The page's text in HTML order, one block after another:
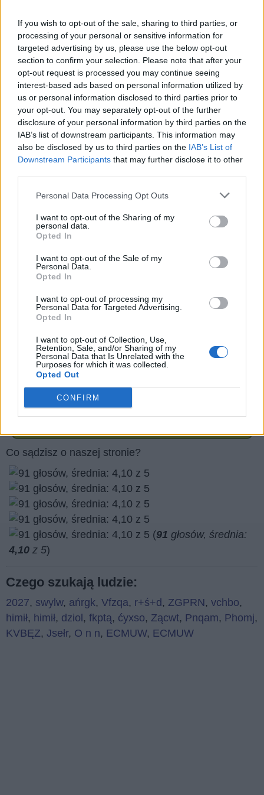
If you wish to opt-out of the sale, sharing to third parties, or
processing of your personal or sensitive information for
targeted advertising by us, please use the below opt-out
section to confirm your selection. Please note that after your
opt-out request is processed you may continue seeing
interest-based ads based on personal information utilized by
us or personal information disclosed to third parties prior to
your opt-out. You may separately opt-out of the further
disclosure of your personal information by third parties on the
IAB’s list of downstream participants. This information may
also be disclosed by us to third parties on the IAB’s List of
Downstream Participants that may further disclose it to other
Personal Data Processing Opt Outs
I want to opt-out of the Sharing of my
personal data.
Opted In
I want to opt-out of the Sale of my
Personal Data.
Opted In
I want to opt-out of processing my
Personal Data for Targeted Advertising.
Opted In
I want to opt-out of Collection, Use,
Retention, Sale, and/or Sharing of my
Personal Data that Is Unrelated with the
Purposes for which it was collected.
Opted Out
CONFIRM
Prawa autorskie do zdjęć:
Apart Foto/stock.adobe.com
svort/stock.adobe.com
Maria Cherevan/stock.adobe.com
Czy podoba Ci się nasza strona internetowa? podziel
się nim ze znajomymi
Co sądzisz o naszej stronie?
(91 głosów, średnia:
4,10 z 5)
Czego szukają ludzie:
2027, swylw, ańrgk, Vfzqa, r+ś+d , ZGPRN, vchbo,
himił, himił, dziol , fkptą, ćyxso, Zącwt, Pnqam, Phomj,
KVBĘZ, Jsełr, O n n, ECMUW, ECMUW